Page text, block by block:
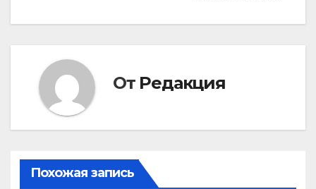
От Редакция
Похожая запись